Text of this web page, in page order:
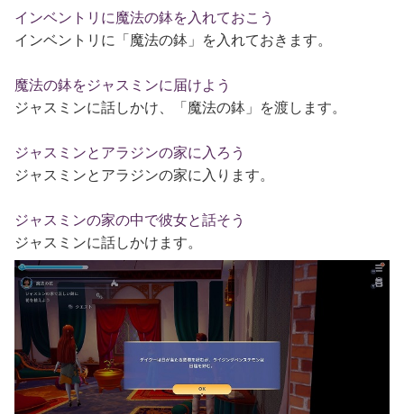
インベントリに魔法の鉢を入れておこう
インベントリに「魔法の鉢」を入れておきます。
魔法の鉢をジャスミンに届けよう
ジャスミンに話しかけ、「魔法の鉢」を渡します。
ジャスミンとアラジンの家に入ろう
ジャスミンとアラジンの家に入ります。
ジャスミンの家の中で彼女と話そう
ジャスミンに話しかけます。